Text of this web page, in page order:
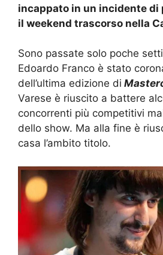
incappato in un incidente di
il weekend trascorso nella
Sono passate solo poche
Edoardo Franco è stato
dell’ultima edizione di
Varese è riuscito a battere
concorrenti più competitivi
dello show. Ma alla fine è
casa l’ambito titolo.